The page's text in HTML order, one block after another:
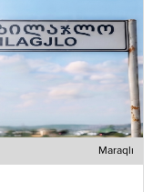
Maraqlı